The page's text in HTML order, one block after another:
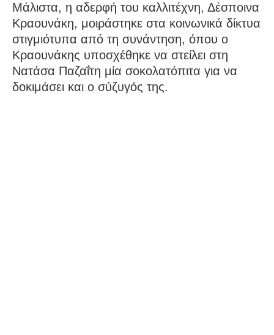
Μάλιστα, η αδερφή του καλλιτέχνη, Δέσποινα
Κραουνάκη, μοιράστηκε στα κοινωνικά δίκτυα
στιγμιότυπα από τη συνάντηση, όπου ο
Κραουνάκης υποσχέθηκε να στείλει στη
Νατάσα Παζαΐτη μία σοκολατόπιτα για να
δοκιμάσει και ο σύζυγός της.